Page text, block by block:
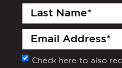
Last
Email
(Required)
Monthly
Check here to also